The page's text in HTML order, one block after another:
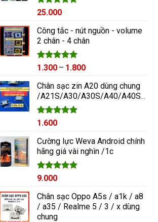
Được xếp
5 sao
25.000
Công tắc - nút nguồn - volume
2 chân - 4 chân
Được xếp
5 sao
1.300 – 1.800Khoảng
từ
1.300₫
Chân sạc zin A20 dùng chung
/A21S/A30/A30S/A40/A40S/A50/A60/A70/M10/M20
Được xếp
5 sao
1.600
Cường lực Weva Android chính
hãng giá vài nghìn /1c
Được xếp
5 sao
9.000
Chân sạc Oppo A5s / a1k / a8
/ a35 / Realme 5 / 3 / x dùng
chung
số lượng